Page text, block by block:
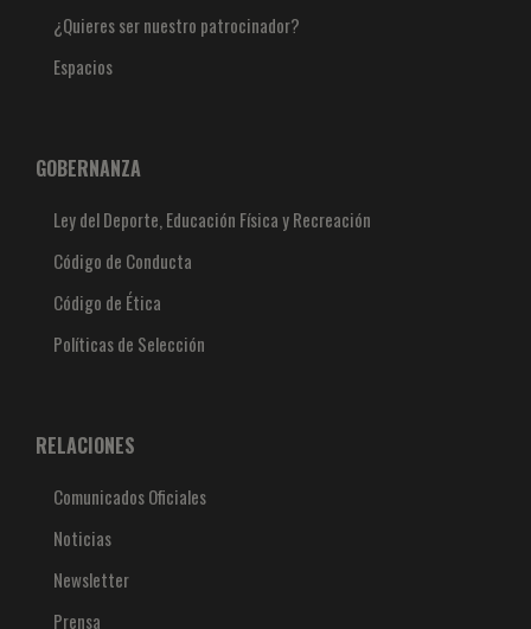
¿Quieres ser nuestro patrocinador?
Espacios
GOBERNANZA
Ley del Deporte, Educación Física y Recreación
Código de Conducta
Código de Ética
Políticas de Selección
RELACIONES
Comunicados Oficiales
Noticias
Newsletter
Prensa